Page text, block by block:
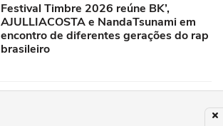
Festival Timbre 2026 reúne BK’,
AJULLIACOSTA e NandaTsunami em
encontro de diferentes gerações do rap
brasileiro